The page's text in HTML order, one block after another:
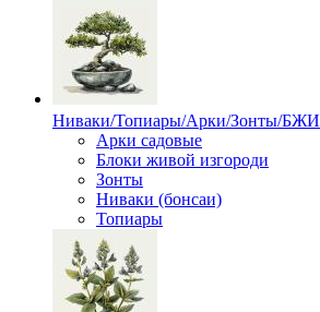
Ниваки/Топиары/Арки/Зонты/БЖИ
Арки садовые
Блоки живой изгороди
Зонты
Ниваки (бонсаи)
Топиары